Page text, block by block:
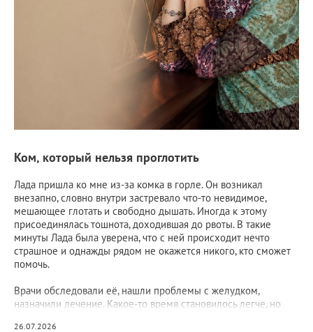
Ком, который нельзя проглотить
Лада пришла ко мне из-за комка в горле. Он возникал
внезапно, словно внутри застревало что-то невидимое,
мешающее глотать и свободно дышать. Иногда к этому
присоединялась тошнота, доходившая до рвоты. В такие
минуты Лада была уверена, что с ней происходит нечто
страшное и однажды рядом не окажется никого, кто сможет
помочь.
Врачи обследовали её, нашли проблемы с желудком,
назначили лечение. Какое-то время становилось легче, но
26.07.2026